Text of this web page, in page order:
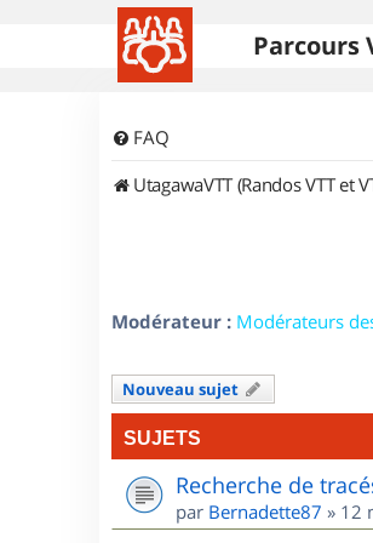
Parcours
FAQ
UtagawaVTT (Randos VTT et
Modérateur : Modérateurs
Nouveau sujet
SUJETS
Recherche de
par Bernadette87 » 12